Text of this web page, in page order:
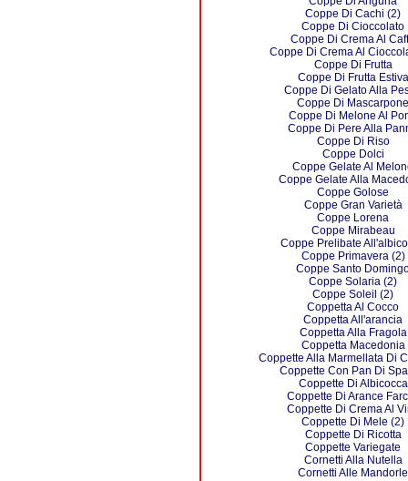
Coppe Di Cachi (2)
Coppe Di Cioccolato
Coppe Di Crema Al
Coppe Di Crema Al
Coppe Di Frutta
Coppe Di Frutta Estiva
Coppe Di Gelato Alla
Coppe Di Mascarpone
Coppe Di Melone Al
Coppe Di Pere Alla
Coppe Di Riso
Coppe Dolci
Coppe Gelate Al
Coppe Gelate Alla
Coppe Golose
Coppe Gran Varietà
Coppe Lorena
Coppe Mirabeau
Coppe Prelibate
Coppe Primavera (2)
Coppe Santo
Coppe Solaria (2)
Coppe Soleil (2)
Coppetta Al Cocco
Coppetta All'arancia
Coppetta Alla Fragola
Coppetta Macedonia
Coppette Alla Marmellata Di
Coppette Con Pan Di
Coppette Di Albicocca
Coppette Di Arance
Coppette Di Crema Al
Coppette Di Mele (2)
Coppette Di Ricotta
Coppette Variegate
Cornetti Alla Nutella
Cornetti Alle Mandorle